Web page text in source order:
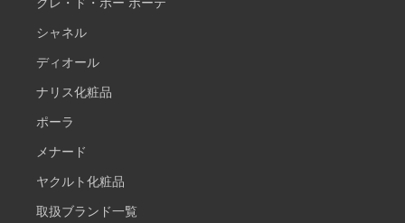
クレ・ド・ポー ボーテ
シャネル
ディオール
ナリス化粧品
ポーラ
メナード
ヤクルト化粧品
取扱ブランド一覧